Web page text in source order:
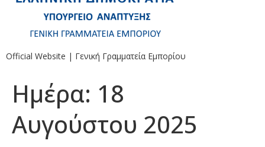
Official Website | Γενική Γραμματεία Εμπορίου
Ημέρα: 18
Αυγούστου 2025